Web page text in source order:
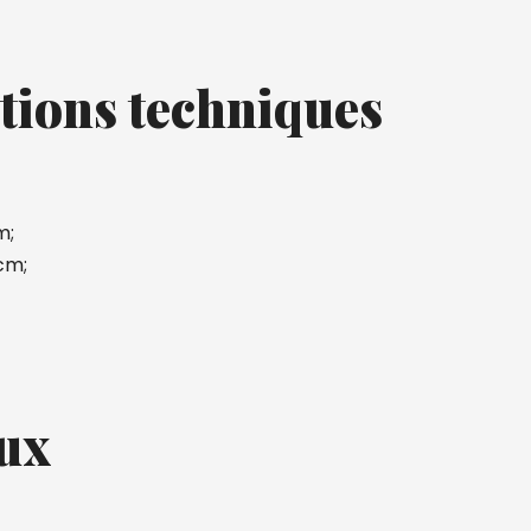
techniques